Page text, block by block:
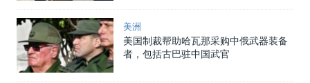
美洲
美国制裁帮助哈瓦那采购中俄武器装备
者，包括古巴驻中国武官